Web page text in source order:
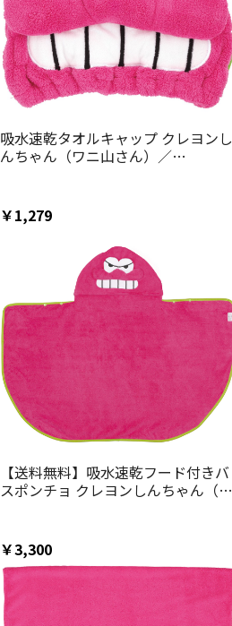
吸水速乾タオルキャップ クレヨンし
んちゃん（ワニ山さん）／
￥1,279
【送料無料】吸水速乾フード付きバ
スポンチョ クレヨンしんちゃん（ワ
￥3,300